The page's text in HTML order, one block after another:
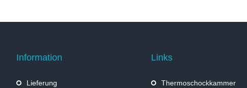
Information
Lieferung
Links
Thermoschockkammer